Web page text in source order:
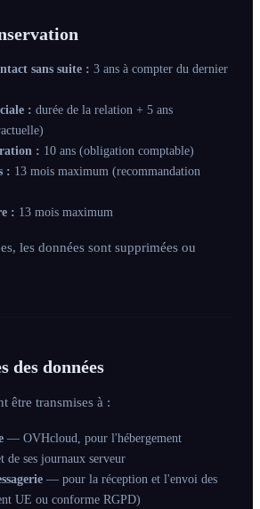
sans suite : 3 ans à compter du dernier
: durée de la relation + 5 ans
: 10 ans (obligation comptable)
: 13 mois maximum (recommandation
: 13 mois maximum
les données sont supprimées ou
des données
être transmises à :
— OVHcloud, pour l'hébergement
de ses journaux serveur
— pour la réception et l'envoi des
UE ou conforme RGPD)